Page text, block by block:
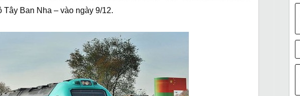
Ban Nha – vào ngày 9/12.